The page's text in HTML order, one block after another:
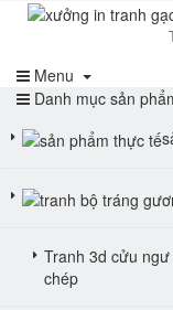
Menu
Danh mục sản
Tranh 3d cửu
chép